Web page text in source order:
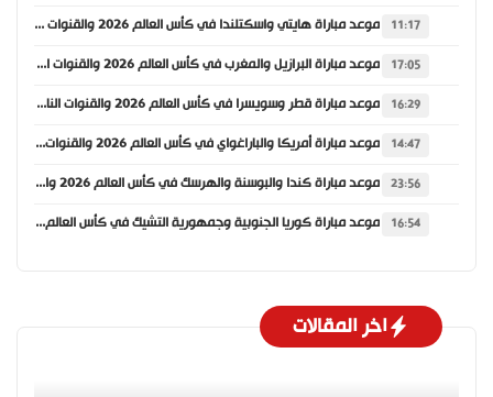
11:17 موعد مباراة هايتي واسكتلندا في كأس العالم 2026 والقنوات الناقلة
17:05 موعد مباراة البرازيل والمغرب في كأس العالم 2026 والقنوات الناقلة
16:29 موعد مباراة قطر وسويسرا في كأس العالم 2026 والقنوات الناقلة
14:47 موعد مباراة أمريكا والباراغواي في كأس العالم 2026 والقنوات الناقلة
23:56 موعد مباراة كندا والبوسنة والهرسك في كأس العالم 2026 والقنوات الناقلة
16:54 موعد مباراة كوريا الجنوبية وجمهورية التشيك في كأس العالم 2026 والقنوات الناقلة
اخر المقالات